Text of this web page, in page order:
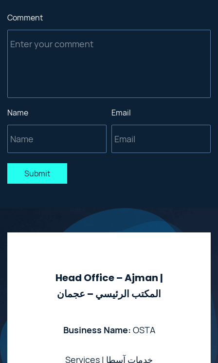
Comment
Name Email
Submit
Head Office – Ajman |
المكتب الرئيسي – عجمان
Business Name: OSTA
Services | خدمات آسطا